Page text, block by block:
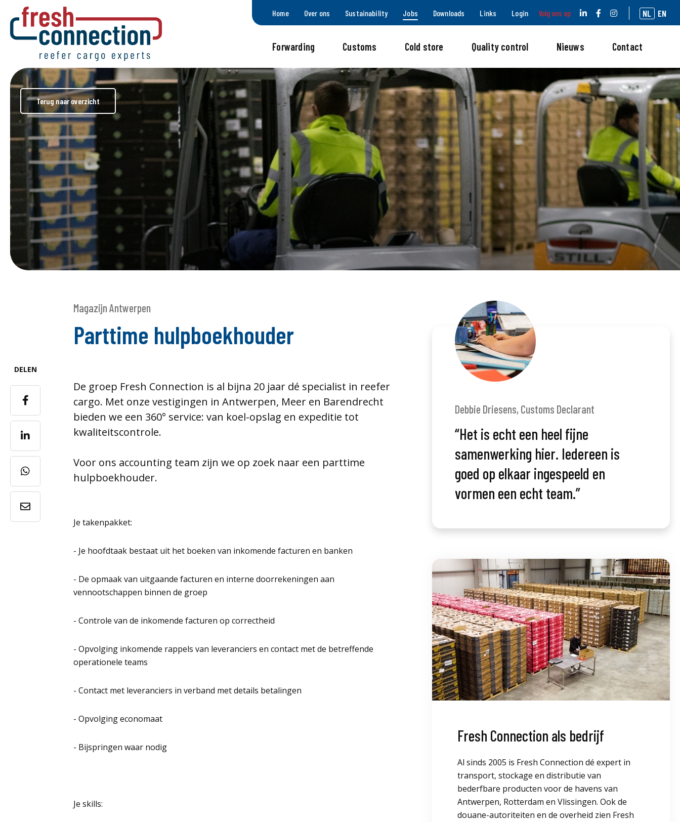
Home Over ons Sustainability Jobs Downloads Links Login Volg ons op NL EN
Forwarding Customs Cold store Quality control Nieuws Contact
Terug naar overzicht
DELEN
Magazijn Antwerpen
Parttime hulpboekhouder
De groep Fresh Connection is al bijna 20 jaar dé specialist in reefer
cargo. Met onze vestigingen in Antwerpen, Meer en Barendrecht
bieden we een 360° service: van koel-opslag en expeditie tot
kwaliteitscontrole.
Voor ons accounting team zijn we op zoek naar een parttime
hulpboekhouder.
Je takenpakket:
- Je hoofdtaak bestaat uit het boeken van inkomende facturen en banken
- De opmaak van uitgaande facturen en interne doorrekeningen aan
vennootschappen binnen de groep
- Controle van de inkomende facturen op correctheid
- Opvolging inkomende rappels van leveranciers en contact met de betreffende
operationele teams
- Contact met leveranciers in verband met details betalingen
- Opvolging economaat
- Bijspringen waar nodig
Je skills:
Debbie Driesens, Customs Declarant
“Het is echt een heel fijne
samenwerking hier. Iedereen is
goed op elkaar ingespeeld en
vormen een echt team.”
Fresh Connection als bedrijf
Al sinds 2005 is Fresh Connection dé expert in
transport, stockage en distributie van
bederfbare producten voor de havens van
Antwerpen, Rotterdam en Vlissingen. Ook de
douane-autoriteiten en de overheid zien Fresh